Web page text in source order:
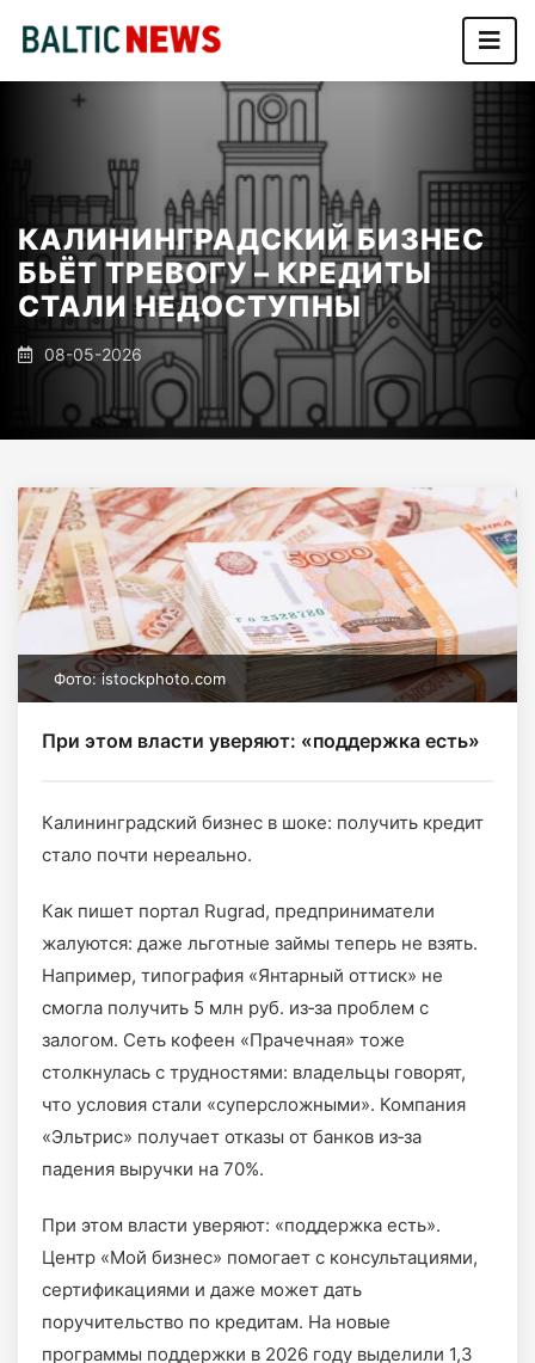
КАЛИНИНГРАДСКИЙ БИЗНЕС
БЬЁТ ТРЕВОГУ – КРЕДИТЫ
СТАЛИ НЕДОСТУПНЫ
08-05-2026
Фото: istockphoto.com
При этом власти уверяют: «поддержка есть»
Калининградский бизнес в шоке: получить кредит
стало почти нереально.
Как пишет портал Rugrad, предприниматели
жалуются: даже льготные займы теперь не взять.
Например, типография «Янтарный оттиск» не
смогла получить 5 млн руб. из‑за проблем с
залогом. Сеть кофеен «Прачечная» тоже
столкнулась с трудностями: владельцы говорят,
что условия стали «суперсложными». Компания
«Эльтрис» получает отказы от банков из‑за
падения выручки на 70%.
При этом власти уверяют: «поддержка есть».
Центр «Мой бизнес» помогает с консультациями,
сертификациями и даже может дать
поручительство по кредитам. На новые
программы поддержки в 2026 году выделили 1,3